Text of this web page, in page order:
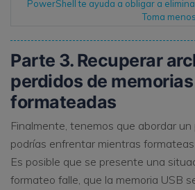
PowerShell te ayuda a obligar a
Toma
Parte 3. Recuperar
perdidos de memorias
formateadas
Finalmente, tenemos que abordar
podrías enfrentar mientras formateas
Es posible que se presente una
formateo falle, que la memoria USB